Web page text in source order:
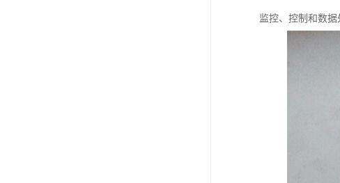
监控、控制和数